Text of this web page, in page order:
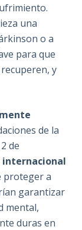
una
o a
para que
y
de la
de
proteger a
garantizar
mental,
duras en